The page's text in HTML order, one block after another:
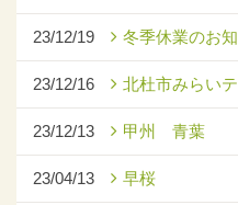
23/12/19 冬季休業のお
23/12/16 北杜市みらい
23/12/13 甲州 青葉
23/04/13 早桜